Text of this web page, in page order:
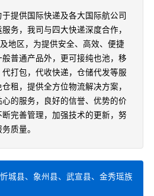
提供国际快递及各大国际航公司
务，我司与四大快递深度合作，
地区，为提供安全、高效、便捷
普通产品外，更可接纯也池，移
打包，代收快递，仓储代发等服
租，提供全方位物流解决方案，
的服务，良好的信誉、优势的价
完善管理，加强技术的更新，努
质量。
城县、象州县、武宣县、金秀瑶族